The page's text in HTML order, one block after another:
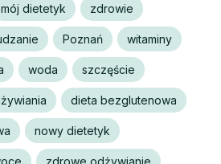
mój dietetyk zdrowie
Poznań witaminy
woda szczęście
dieta bezglutenowa
nowy dietetyk
zdrowe odżywianie